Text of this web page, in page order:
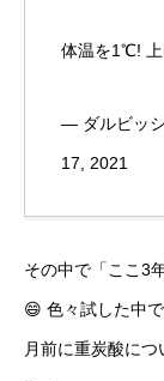
体温を1℃!
— ダルビッ
17, 2021
その中で「ここ3
😄 色々試した中
月前に重炭酸に